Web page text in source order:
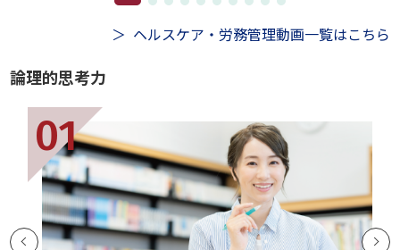
ヘルスケア・労務管理動画一覧はこちら
論理的思考力